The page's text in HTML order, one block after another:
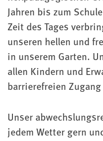
Jahren bis zum
Zeit des Tages
unseren hellen und
in unserem Garten.
allen Kindern und
barrierefreien
Unser
jedem Wetter gern